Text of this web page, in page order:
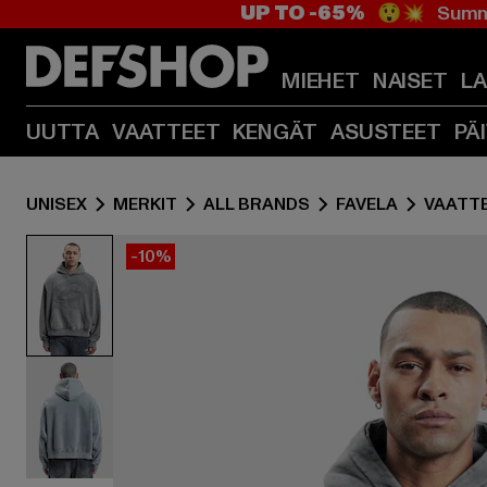
UP TO -65% 😲💥
MIEHET NAISET
UUTTA VAATTEET KENGÄT ASUSTEET
UNISEX MERKIT ALL BRANDS FAVELA
-10%